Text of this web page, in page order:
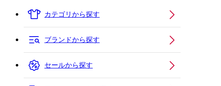
カテゴリから探す
ブランドから探す
セールから探す